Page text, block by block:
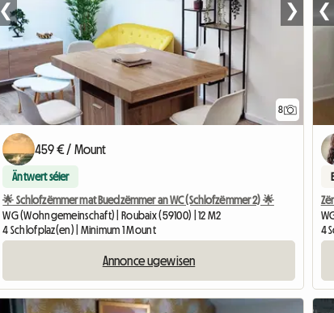
8
❮ ❯
459 € / Mount
Äntwert séier
🌟 Schlofzëmmer mat Buedzëmmer an WC (Schlofzëmmer 2) 🌟
WG (Wohngemeinschaft) | Roubaix (59100) | 12 M2
4 Schlofplaz(en) | Minimum 1 Mount
Annonce ugewisen
❮
4